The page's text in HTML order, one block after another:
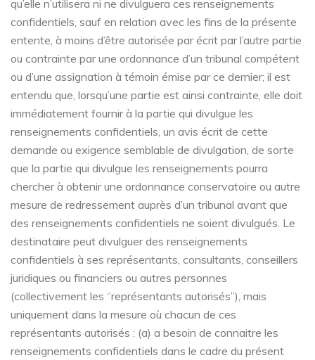
qu’elle n’utilisera ni ne divulguera ces renseignements
confidentiels, sauf en relation avec les fins de la présente
entente, à moins d’être autorisée par écrit par l’autre partie
ou contrainte par une ordonnance d’un tribunal compétent
ou d’une assignation à témoin émise par ce dernier; il est
entendu que, lorsqu’une partie est ainsi contrainte, elle doit
immédiatement fournir à la partie qui divulgue les
renseignements confidentiels, un avis écrit de cette
demande ou exigence semblable de divulgation, de sorte
que la partie qui divulgue les renseignements pourra
chercher à obtenir une ordonnance conservatoire ou autre
mesure de redressement auprès d’un tribunal avant que
des renseignements confidentiels ne soient divulgués. Le
destinataire peut divulguer des renseignements
confidentiels à ses représentants, consultants, conseillers
juridiques ou financiers ou autres personnes
(collectivement les ‘’représentants autorisés’’), mais
uniquement dans la mesure où chacun de ces
représentants autorisés : (a) a besoin de connaitre les
renseignements confidentiels dans le cadre du présent